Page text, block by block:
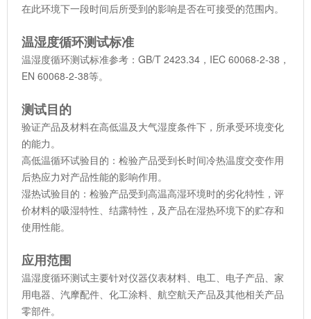
在此环境下一段时间后所受到的影响是否在可接受的范围内。
温湿度循环测试标准
温湿度循环测试标准参考：GB/T 2423.34，IEC 60068-2-38，
EN 60068-2-38等。
测试目的
验证产品及材料在高低温及大气湿度条件下，所承受环境变化
的能力。
高低温循环试验目的：检验产品受到长时间冷热温度交变作用
后热应力对产品性能的影响作用。
湿热试验目的：检验产品受到高温高湿环境时的劣化特性，评
价材料的吸湿特性、结露特性，及产品在湿热环境下的贮存和
使用性能。
应用范围
温湿度循环测试主要针对仪器仪表材料、电工、电子产品、家
用电器、汽摩配件、化工涂料、航空航天产品及其他相关产品
零部件。